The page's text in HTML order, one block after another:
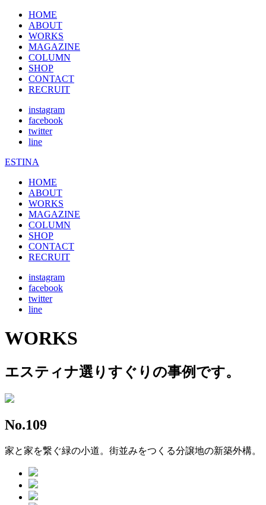
HOME
ABOUT
WORKS
MAGAZINE
COLUMN
SHOP
CONTACT
RECRUIT
instagram
facebook
twitter
line
ESTINA
HOME
ABOUT
WORKS
MAGAZINE
COLUMN
SHOP
CONTACT
RECRUIT
instagram
facebook
twitter
line
WORKS
エスティナ選りすぐりの事例です。
No.109
家と家を繋ぐ緑の小道。街並みをつくる分譲地の新築外構。